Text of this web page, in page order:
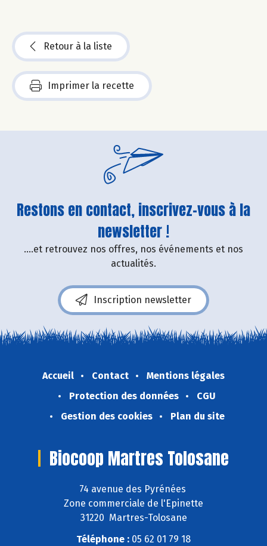
Retour à la liste
Imprimer la recette
Restons en contact, inscrivez-vous à la
newsletter !
....et retrouvez nos offres, nos événements et nos
actualités.
Inscription newsletter
Accueil Contact
Mentions légales
Protection des données
CGU
Gestion des cookies
Plan du site
Biocoop Martres Tolosane
74 avenue des Pyrénées
Zone commerciale de l'Epinette
31220 Martres-Tolosane
Téléphone : 05 62 01 79 18